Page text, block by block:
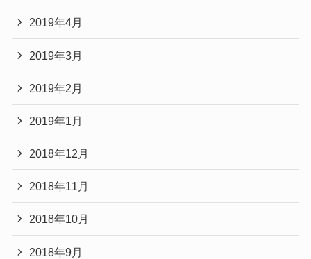
2019年4月
2019年3月
2019年2月
2019年1月
2018年12月
2018年11月
2018年10月
2018年9月